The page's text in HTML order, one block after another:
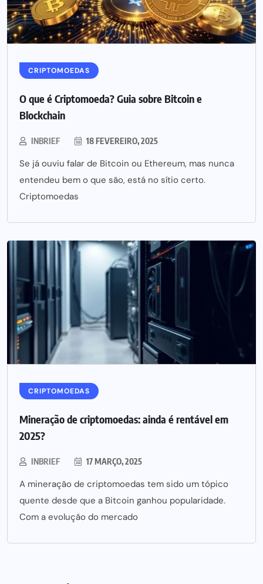
CRIPTOMOEDAS
O que é Criptomoeda? Guia sobre Bitcoin e
Blockchain
INBRIEF 18 FEVEREIRO, 2025
Se já ouviu falar de Bitcoin ou Ethereum, mas nunca
entendeu bem o que são, está no sítio certo.
Criptomoedas
CRIPTOMOEDAS
Mineração de criptomoedas: ainda é rentável em
2025?
INBRIEF 17 MARÇO, 2025
A mineração de criptomoedas tem sido um tópico
quente desde que a Bitcoin ganhou popularidade.
Com a evolução do mercado